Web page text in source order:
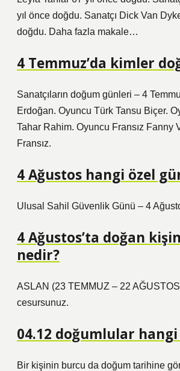
yıl önce doğdu. Sanatçı Dick Van
doğdu. Daha fazla makale…
4 Temmuz’da kimler
Sanatçıların doğum günleri – 4
Erdoğan. Oyuncu Türk Tansu Biçer.
Tahar Rahim. Oyuncu Fransız Fanny
Fransız.
4 Ağustos hangi özel
Ulusal Sahil Güvenlik Günü – 4
4 Ağustos’ta doğan
nedir?
ASLAN (23 TEMMUZ – 22
cesursunuz.
04.12 doğumlular
Bir kişinin burcu da doğum tarihine